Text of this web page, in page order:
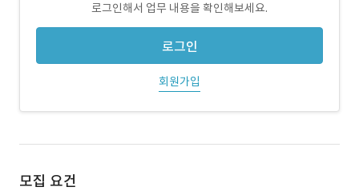
로그인해서 업무 내용을 확인해보세요.
로그인
회원가입
모집 요건